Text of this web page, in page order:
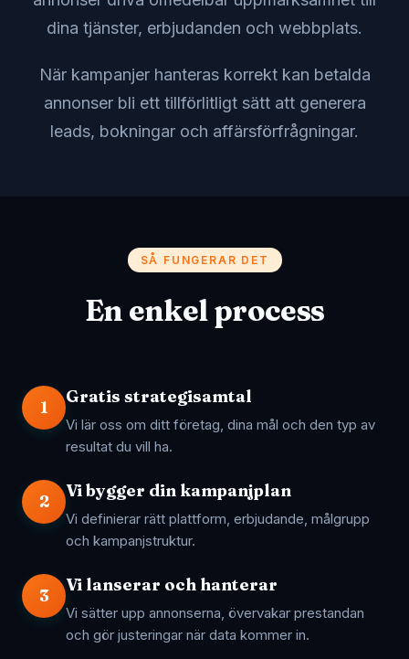
dina tjänster, erbjudanden och webbplats.
När kampanjer hanteras korrekt kan betalda
annonser bli ett tillförlitligt sätt att generera
leads, bokningar och affärsförfrågningar.
SÅ FUNGERAR DET
En enkel process
1
Gratis strategisamtal
Vi lär oss om ditt företag, dina mål och den typ av
resultat du vill ha.
2
Vi bygger din kampanjplan
Vi definierar rätt plattform, erbjudande, målgrupp
och kampanjstruktur.
3
Vi lanserar och hanterar
Vi sätter upp annonserna, övervakar prestandan
och gör justeringar när data kommer in.